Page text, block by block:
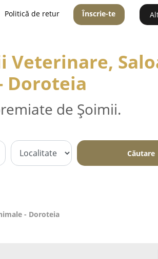
Politică de retur Înscrie-te
Veterinare,
Doroteia
de Șoimii.
Căutare
- Doroteia